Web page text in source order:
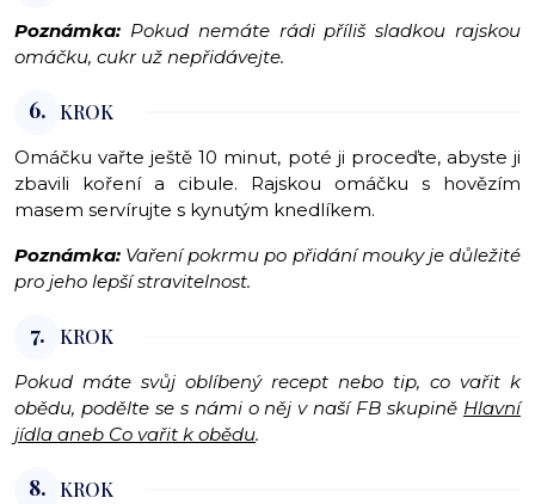
Poznámka: Pokud nemáte rádi příliš sladkou rajskou
omáčku, cukr už nepřidávejte.
6. KROK
Omáčku vařte ještě 10 minut, poté ji proceďte, abyste ji
zbavili koření a cibule. Rajskou omáčku s hovězím
masem servírujte s kynutým knedlíkem.
Poznámka: Vaření pokrmu po přidání mouky je důležité
pro jeho lepší stravitelnost.
7. KROK
Pokud máte svůj oblíbený recept nebo tip, co vařit k
obědu, podělte se s námi o něj v naší FB skupině Hlavní
jídla aneb Co vařit k obědu.
8. KROK